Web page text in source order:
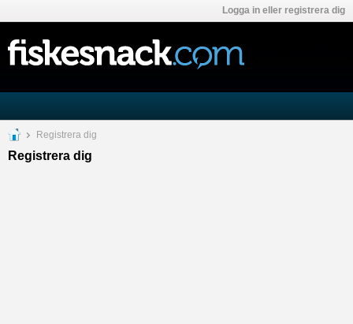
Logga in eller registrera dig
Registrera dig
Registrera dig